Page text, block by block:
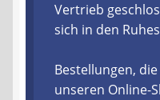
Warenkorb
Ablauf einer
Vertrieb
sich in den
Bestellungen,
unseren Online-